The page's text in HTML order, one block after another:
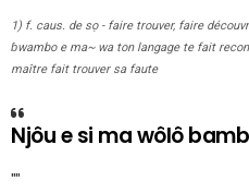
1) f. caus. de sọ - faire trouver, faire
ɓwambo e ma~ wa ton langage te fait
maître fait trouver sa faute
Njôu e si ma wôlô
""